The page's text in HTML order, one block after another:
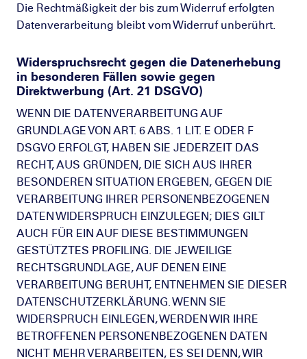
Die Rechtmäßigkeit der bis zum Widerruf erfolgten
Datenverarbeitung bleibt vom Widerruf unberührt.
Widerspruchsrecht gegen die Datenerhebung
in besonderen Fällen sowie gegen
Direktwerbung (Art. 21 DSGVO)
WENN DIE DATENVERARBEITUNG AUF
GRUNDLAGE VON ART. 6 ABS. 1 LIT. E ODER F
DSGVO ERFOLGT, HABEN SIE JEDERZEIT DAS
RECHT, AUS GRÜNDEN, DIE SICH AUS IHRER
BESONDEREN SITUATION ERGEBEN, GEGEN DIE
VERARBEITUNG IHRER PERSONENBEZOGENEN
DATEN WIDERSPRUCH EINZULEGEN; DIES GILT
AUCH FÜR EIN AUF DIESE BESTIMMUNGEN
GESTÜTZTES PROFILING. DIE JEWEILIGE
RECHTSGRUNDLAGE, AUF DENEN EINE
VERARBEITUNG BERUHT, ENTNEHMEN SIE DIESER
DATENSCHUTZERKLÄRUNG. WENN SIE
WIDERSPRUCH EINLEGEN, WERDEN WIR IHRE
BETROFFENEN PERSONENBEZOGENEN DATEN
NICHT MEHR VERARBEITEN, ES SEI DENN, WIR